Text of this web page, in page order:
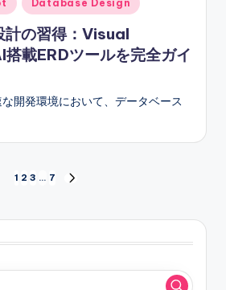
Database Design
計の習得：Visual
載ERDツールを完全ガイ
開発環境において、データベース
1 2 3 … 7